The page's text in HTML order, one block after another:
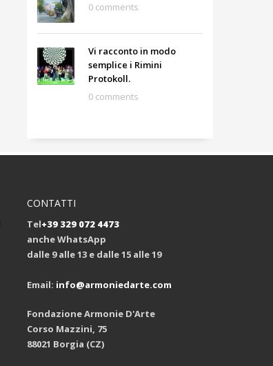
0 comments
Vi racconto in modo
semplice i Rimini
Protokoll.
0 comments
CONTATTI
Tel+39 329 072 4473
anche WhatsApp
dalle 9 alle 13 e dalle 15 alle 19
Email: info@armoniedarte.com
Fondazione Armonie D'Arte
Corso Mazzini, 75
88021 Borgia (CZ)